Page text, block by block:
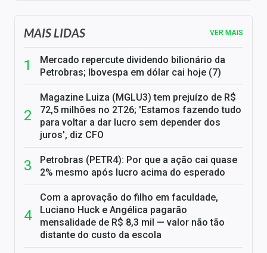
MAIS LIDAS VER MAIS
Mercado repercute dividendo bilionário da
Petrobras; Ibovespa em dólar cai hoje (7)
Magazine Luiza (MGLU3) tem prejuízo de R$
72,5 milhões no 2T26; 'Estamos fazendo tudo
para voltar a dar lucro sem depender dos
juros', diz CFO
Petrobras (PETR4): Por que a ação cai quase
2% mesmo após lucro acima do esperado
Com a aprovação do filho em faculdade,
Luciano Huck e Angélica pagarão
mensalidade de R$ 8,3 mil — valor não tão
distante do custo da escola